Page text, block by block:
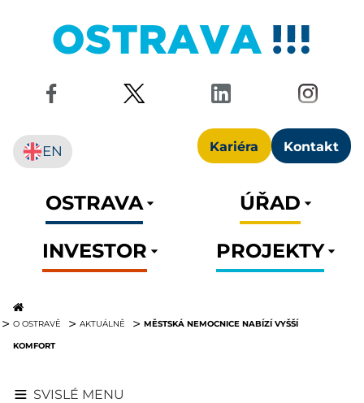
Kariéra Kontakt
EN
OSTRAVA
ÚŘAD
INVESTOR
PROJEKTY
O OSTRAVĚ AKTUÁLNĚ
MĚSTSKÁ NEMOCNICE NABÍZÍ VYŠŠÍ
KOMFORT
SVISLÉ MENU